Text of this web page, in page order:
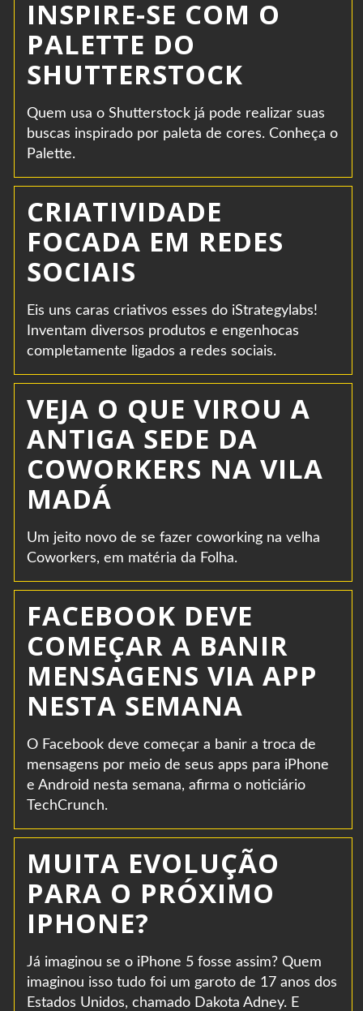
INSPIRE-SE COM O
PALETTE DO
SHUTTERSTOCK
Quem usa o Shutterstock já pode realizar suas
buscas inspirado por paleta de cores. Conheça o
Palette.
CRIATIVIDADE
FOCADA EM REDES
SOCIAIS
Eis uns caras criativos esses do iStrategylabs!
Inventam diversos produtos e engenhocas
completamente ligados a redes sociais.
VEJA O QUE VIROU A
ANTIGA SEDE DA
COWORKERS NA VILA
MADÁ
Um jeito novo de se fazer coworking na velha
Coworkers, em matéria da Folha.
FACEBOOK DEVE
COMEÇAR A BANIR
MENSAGENS VIA APP
NESTA SEMANA
O Facebook deve começar a banir a troca de
mensagens por meio de seus apps para iPhone
e Android nesta semana, afirma o noticiário
TechCrunch.
MUITA EVOLUÇÃO
PARA O PRÓXIMO
IPHONE?
Já imaginou se o iPhone 5 fosse assim? Quem
imaginou isso tudo foi um garoto de 17 anos dos
Estados Unidos, chamado Dakota Adney. E